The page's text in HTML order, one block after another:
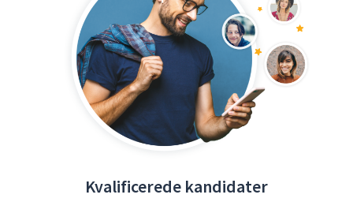
Kvalificerede kandidater